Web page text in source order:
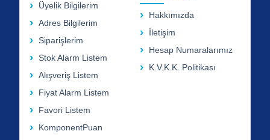
Üyelik Bilgilerim
Adres Bilgilerim
Siparişlerim
Stok Alarm Listem
Alışveriş Listem
Fiyat Alarm Listem
Favori Listem
KomponentPuan
Hakkımızda
İletişim
Hesap Numaralarımız
K.V.K.K. Politikası